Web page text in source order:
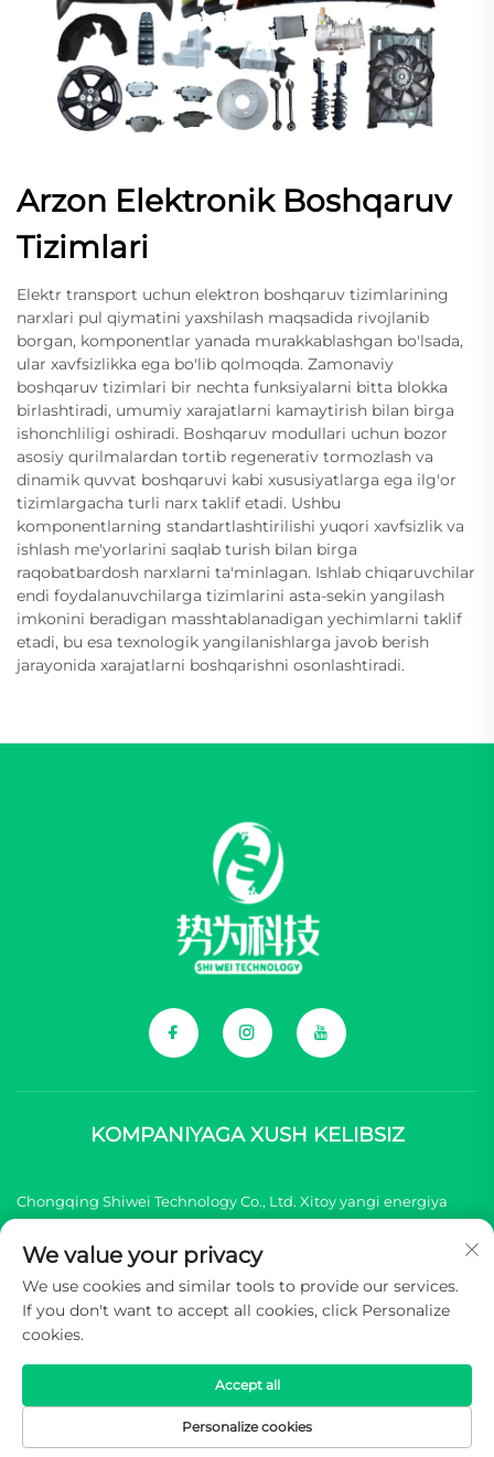
Arzon Elektronik Boshqaruv
Tizimlari
Elektr transport uchun elektron boshqaruv tizimlarining
narxlari pul qiymatini yaxshilash maqsadida rivojlanib
borgan, komponentlar yanada murakkablashgan bo'lsada,
ular xavfsizlikka ega bo'lib qolmoqda. Zamonaviy
boshqaruv tizimlari bir nechta funksiyalarni bitta blokka
birlashtiradi, umumiy xarajatlarni kamaytirish bilan birga
ishonchliligi oshiradi. Boshqaruv modullari uchun bozor
asosiy qurilmalardan tortib regenerativ tormozlash va
dinamik quvvat boshqaruvi kabi xususiyatlarga ega ilg'or
tizimlargacha turli narx taklif etadi. Ushbu
komponentlarning standartlashtirilishi yuqori xavfsizlik va
ishlash me'yorlarini saqlab turish bilan birga
raqobatbardosh narxlarni ta'minlagan. Ishlab chiqaruvchilar
endi foydalanuvchilarga tizimlarini asta-sekin yangilash
imkonini beradigan masshtablanadigan yechimlarni taklif
etadi, bu esa texnologik yangilanishlarga javob berish
jarayonida xarajatlarni boshqarishni osonlashtiradi.
KOMPANIYAGA XUSH KELIBSIZ
Chongqing Shiwei Technology Co., Ltd. Xitoy yangi energiya
komponentlarni taqdim etish bilan shug'illanadi.
Mualliflik huquqi © 2025 Chongqing Shiwei Texnologiya
We value your privacy
We use cookies and similar tools to provide our services.
If you don't want to accept all cookies, click Personalize
cookies.
Personalize cookies
Accept all